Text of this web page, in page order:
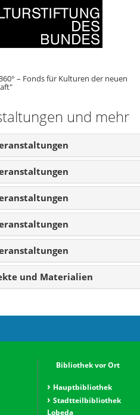
– Fonds für Kulturen der neuen
und mehr
und Materialien
Bibliothek vor Ort
Hauptbibliothek
Stadtteilbibliothek
Lobeda